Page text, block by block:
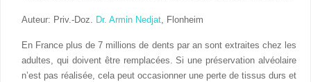
Auteur: Priv.-Doz. Dr. Armin Nedjat , Flonheim
En France plus de 7 millions de dents par an sont extraites chez les
adultes, qui doivent être remplacées. Si une préservation alvéolaire
n’est pas réalisée, cela peut occasionner une perte de tissus durs et